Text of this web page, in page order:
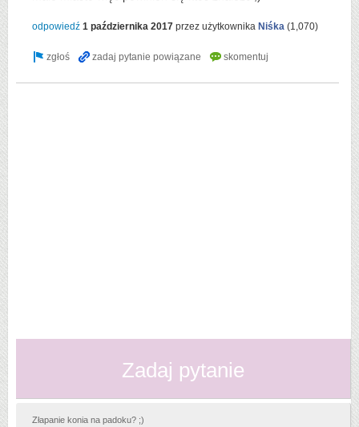
odpowiedź 1 października 2017 przez użytkownika Niśka (1,070)
Zadaj pytanie
Złapanie konia na padoku? ;)